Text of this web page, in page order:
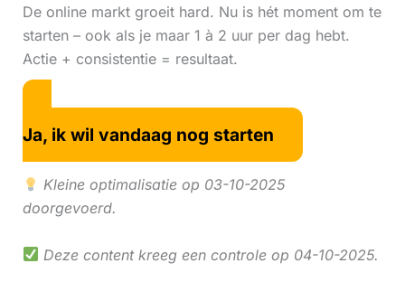
De online markt groeit hard. Nu is hét moment om te
starten – ook als je maar 1 à 2 uur per dag hebt.
Actie + consistentie = resultaat.
Ja, ik wil vandaag nog starten
Kleine optimalisatie op 03-10-2025
doorgevoerd.
Deze content kreeg een controle op 04-10-2025.